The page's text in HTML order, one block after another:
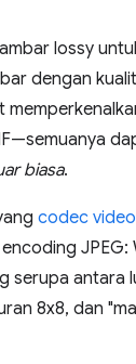
lossy
dengan
biasa.
codec
serupa antara
8x8, dan